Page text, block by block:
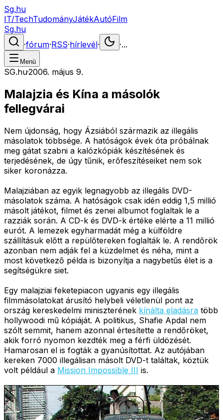
Sg.hu
IT/TechTudományJátékAutóFilm
Sg.hu
·fórum·RSS·hírlevél· ·...
Menü
SG.hu·2006. május 9.
Malajzia és Kína a másolók
fellegvárai
Nem újdonság, hogy Ázsiából származik az illegális
másolatok többsége. A hatóságok évek óta próbálnak
meg gátat szabni a kalózkópiák készítésének és
terjedésének, de úgy tűnik, erőfeszítéseiket nem sok
siker koronázza.
Malajziában az egyik legnagyobb az illegális DVD-
másolatok száma. A hatóságok csak idén eddig 1,5 millió
másolt játékot, filmet és zenei albumot foglaltak le a
razziák során. A CD-k és DVD-k értéke elérte a 11 millió
eurót. A lemezek egyharmadát még a külföldre
szállításuk előtt a repülőtereken foglalták le. A rendőrök
azonban nem adják fel a küzdelmet és néha, mint a
most következő példa is bizonyítja a nagybetűs élet is a
segítségükre siet.
Egy malajziai feketepiacon ugyanis egy illegális
filmmásolatokat árusító helybeli véletlenül pont az
ország kereskedelmi miniszterének kínálta eladásra több
hollywoodi mű kópiáját. A politikus, Shafie Apdal nem
szólt semmit, hanem azonnal értesítette a rendőröket,
akik forró nyomon kezdték meg a férfi üldözését.
Hamarosan el is fogták a gyanúsítottat. Az autójában
kereken 7000 illegálisan másolt DVD-t találtak, köztük
volt például a Mission Impossible III is.